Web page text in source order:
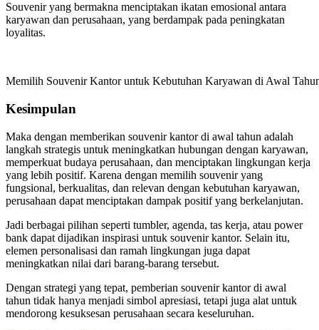
Souvenir yang bermakna menciptakan ikatan emosional antara
karyawan dan perusahaan, yang berdampak pada peningkatan
loyalitas.
Memilih Souvenir Kantor untuk Kebutuhan Karyawan di Awal
Kesimpulan
Maka dengan memberikan souvenir kantor di awal tahun adalah
langkah strategis untuk meningkatkan hubungan dengan karyawan,
memperkuat budaya perusahaan, dan menciptakan lingkungan kerja
yang lebih positif. Karena dengan memilih souvenir yang
fungsional, berkualitas, dan relevan dengan kebutuhan karyawan,
perusahaan dapat menciptakan dampak positif yang berkelanjutan.
Jadi berbagai pilihan seperti tumbler, agenda, tas kerja, atau power
bank dapat dijadikan inspirasi untuk souvenir kantor. Selain itu,
elemen personalisasi dan ramah lingkungan juga dapat
meningkatkan nilai dari barang-barang tersebut.
Dengan strategi yang tepat, pemberian souvenir kantor di awal
tahun tidak hanya menjadi simbol apresiasi, tetapi juga alat untuk
mendorong kesuksesan perusahaan secara keseluruhan.